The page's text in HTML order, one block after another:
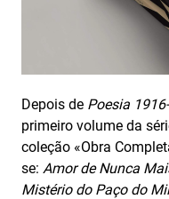
Depois de Poesia
primeiro volume da
coleção «Obra
se: Amor de Nunca
Mistério do Paço do